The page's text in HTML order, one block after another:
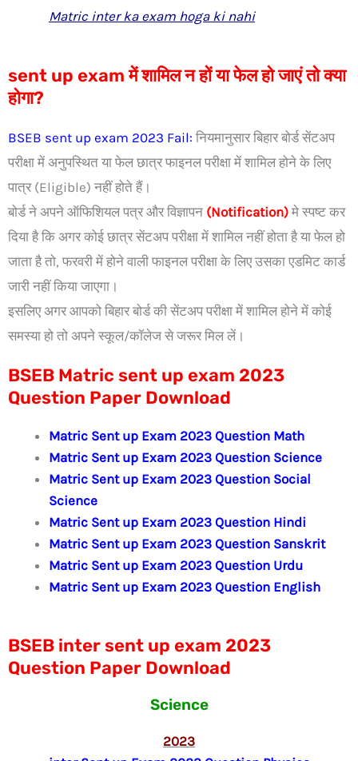
Matric inter ka exam hoga ki nahi
sent up exam में शामिल न हों या फेल हो जाएं तो क्या
होगा?
BSEB sent up exam 2023 Fail: नियमानुसार बिहार बोर्ड सेंटअप
परीक्षा में अनुपस्थित या फेल छात्र फाइनल परीक्षा में शामिल होने के लिए
पात्र (Eligible) नहीं होते हैं।
बोर्ड ने अपने ऑफिशियल पत्र और विज्ञापन (Notification) मे स्पष्ट कर
दिया है कि अगर कोई छात्र सेंटअप परीक्षा में शामिल नहीं होता है या फेल हो
जाता है तो, फरवरी में होने वाली फाइनल परीक्षा के लिए उसका एडमिट कार्ड
जारी नहीं किया जाएगा।
इसलिए अगर आपको बिहार बोर्ड की सेंटअप परीक्षा में शामिल होने में कोई
समस्या हो तो अपने स्कूल/कॉलेज से जरूर मिल लें।
BSEB Matric sent up exam 2023
Question Paper Download
Matric Sent up Exam 2023 Question Math
Matric Sent up Exam 2023 Question Science
Matric Sent up Exam 2023 Question Social
Science
Matric Sent up Exam 2023 Question Hindi
Matric Sent up Exam 2023 Question Sanskrit
Matric Sent up Exam 2023 Question Urdu
Matric Sent up Exam 2023 Question English
BSEB inter sent up exam 2023
Question Paper Download
Science
2023